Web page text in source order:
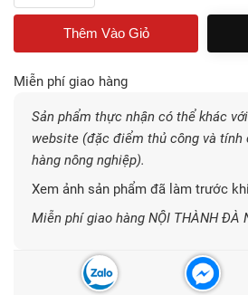
Miễn phí giao hàng
Sản phẩm thực nhận có thể khác
website (đặc điểm thủ công và tính
hàng nông nghiệp).
Xem ảnh sản phẩm đã làm trước
Miễn phí giao hàng NỘI THÀNH ĐÀ